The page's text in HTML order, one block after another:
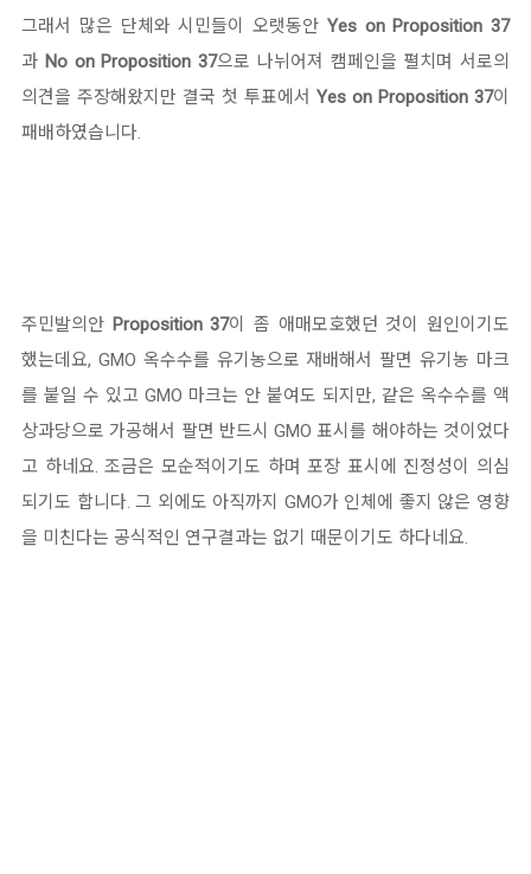
그래서 많은 단체와 시민들이 오랫동안 Yes on Proposition 37
과 No on Proposition 37으로 나뉘어져 캠페인을 펼치며 서로의
의견을 주장해왔지만 결국 첫 투표에서 Yes on Proposition 37이
패배하였습니다.
주민발의안 Proposition 37이 좀 애매모호했던 것이 원인이기도
했는데요, GMO 옥수수를 유기농으로 재배해서 팔면 유기농 마크
를 붙일 수 있고 GMO 마크는 안 붙여도 되지만, 같은 옥수수를 액
상과당으로 가공해서 팔면 반드시 GMO 표시를 해야하는 것이었다
고 하네요. 조금은 모순적이기도 하며 포장 표시에 진정성이 의심
되기도 합니다. 그 외에도 아직까지 GMO가 인체에 좋지 않은 영향
을 미친다는 공식적인 연구결과는 없기 때문이기도 하다네요.